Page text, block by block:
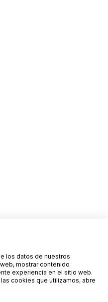
los datos de nuestros
mostrar contenido
experiencia en el sitio web.
cookies que utilizamos, abre